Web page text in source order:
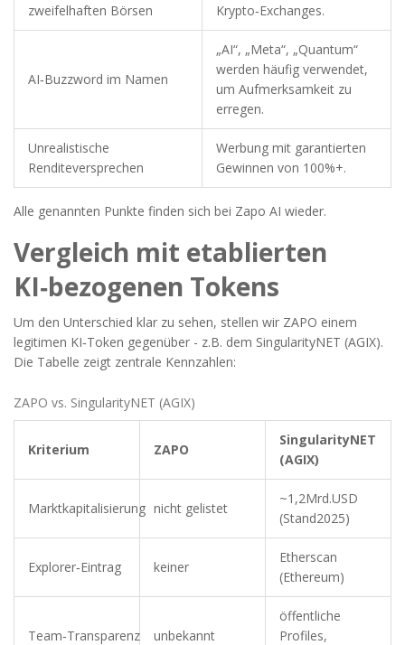
zweifelhaften Börsen
Krypto‑Exchanges.
AI‑Buzzword im Namen
„AI“, „Meta“, „Quantum“
werden häufig verwendet,
um Aufmerksamkeit zu
erregen.
Unrealistische
Renditeversprechen
Werbung mit garantierten
Gewinnen von 100%+.
Alle genannten Punkte finden sich bei Zapo AI wieder.
Vergleich mit etablierten
KI‑bezogenen Tokens
Um den Unterschied klar zu sehen, stellen wir ZAPO einem
legitimen KI‑Token gegenüber - z.B. dem SingularityNET (AGIX).
Die Tabelle zeigt zentrale Kennzahlen:
ZAPO vs. SingularityNET (AGIX)
Kriterium ZAPO
SingularityNET
(AGIX)
Marktkapitalisierung nicht gelistet
~1,2Mrd.USD
(Stand2025)
Explorer‑Eintrag keiner
Etherscan
(Ethereum)
Team‑Transparenz unbekannt
öffentliche
Profiles,